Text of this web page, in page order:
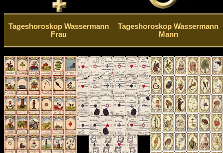
Tageshoroskop Wassermann
Frau
Tageshoroskop Wassermann
Mann